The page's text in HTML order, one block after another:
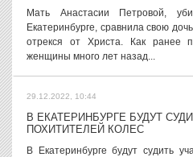
Мать Анастасии Петровой,
Екатеринбурге, сравнила свою
отрекся от Христа. Как ранее
женщины много лет назад...
29.12.2022, 10:44
В ЕКАТЕРИНБУРГЕ БУДУТ
ПОХИТИТЕЛЕЙ КОЛЕС
В Екатеринбурге будут судить